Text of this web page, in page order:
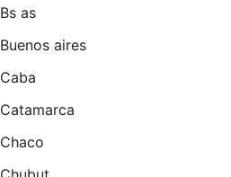
Bs as
Buenos aires
Caba
Catamarca
Chaco